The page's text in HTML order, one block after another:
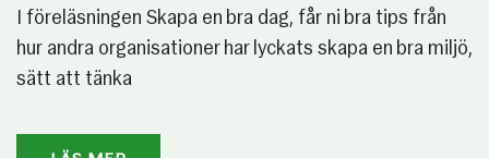
I föreläsningen Skapa en bra dag, får ni bra tips från
hur andra organisationer har lyckats skapa en bra miljö,
sätt att tänka